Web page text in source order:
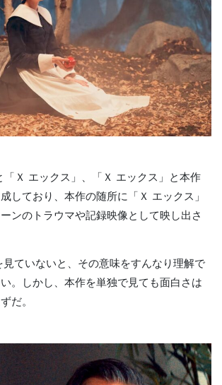
「Ｘ エックス」、「Ｘ エックス」と本作
しており、本作の随所に「Ｘ エックス」
ンのトラウマや記録映像として映し出さ
見ていないと、その意味をすんなり理解で
。しかし、本作を単独で見ても面白さは
だ。